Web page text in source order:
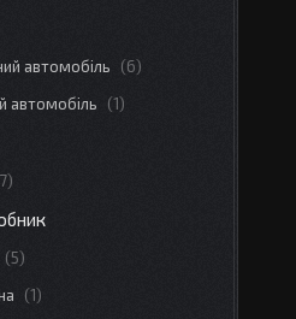
автомобіль
6
автомобіль
1
7
5
1